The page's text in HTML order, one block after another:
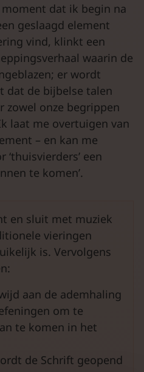
dat ik begin na
geslaagd element
vind, klinkt een
waarin de
er wordt
dat de bijbelse talen
zowel onze begrippen
laat me overtuigen van
– en kan me
een
te komen’.
en sluit met muziek
vieringen
is. Vervolgens
aan de ademhaling
om te
te komen in het
de Schrift geopend